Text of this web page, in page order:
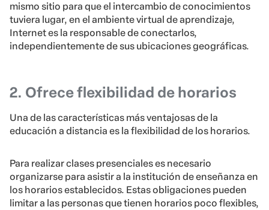
mismo sitio para que el intercambio de conocimientos
tuviera lugar, en el ambiente virtual de aprendizaje,
Internet es la responsable de conectarlos,
independientemente de sus ubicaciones geográficas.
2. Ofrece flexibilidad de horarios
Una de las características más ventajosas de la
educación a distancia es la flexibilidad de los horarios.
Para realizar clases presenciales es necesario
organizarse para asistir a la institución de enseñanza en
los horarios establecidos. Estas obligaciones pueden
limitar a las personas que tienen horarios poco flexibles,